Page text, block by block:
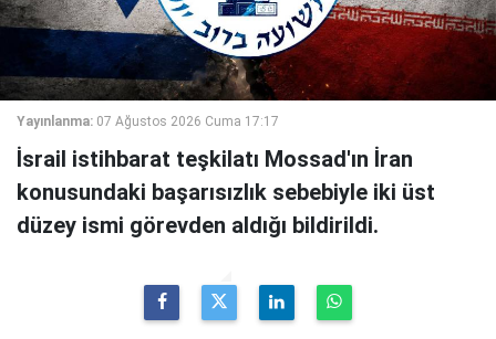
Yayınlanma: 07 Ağustos 2026 Cuma 17:17
İsrail istihbarat teşkilatı Mossad'ın İran
konusundaki başarısızlık sebebiyle iki üst
düzey ismi görevden aldığı bildirildi.